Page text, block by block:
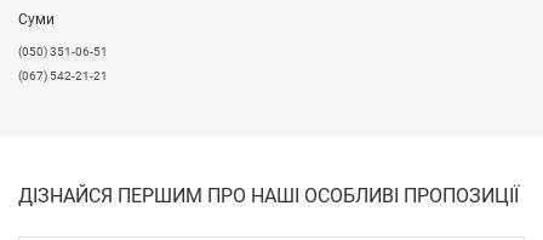
Суми
(050) 351-06-51
(067) 542-21-21
ДІЗНАЙСЯ ПЕРШИМ ПРО НАШІ ОСОБЛИВІ ПРОПОЗИЦІЇ